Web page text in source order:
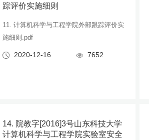
踪评价实施细则
11. 计算机科学与工程学院外部跟踪评价实
施细则.pdf
2020-12-16 7652
14. 院教字[2016]3号山东科技大学
计算机科学与工程学院实验室安全